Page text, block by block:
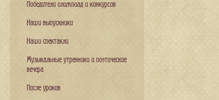
Победители олимпиад и конкурсов
Наши выпускники
Наши спектакли
Музыкальные утренники и поэтические
вечера
После уроков